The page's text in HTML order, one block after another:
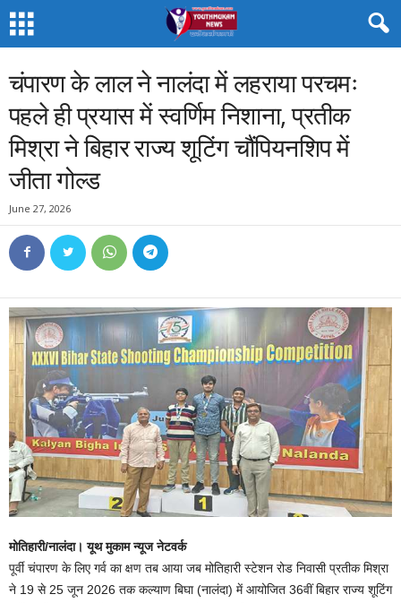
चंपारण के लाल ने नालंदा में लहराया परचमः
पहले ही प्रयास में स्वर्णिम निशाना, प्रतीक
मिश्रा ने बिहार राज्य शूटिंग चौंपियनशिप में
जीता गोल्ड
June 27, 2026
मोतिहारी/नालंदा। यूथ मुकाम न्यूज नेटवर्क
पूर्वी चंपारण के लिए गर्व का क्षण तब आया जब मोतिहारी स्टेशन रोड निवासी प्रतीक मिश्रा
ने 19 से 25 जून 2026 तक कल्याण बिघा (नालंदा) में आयोजित 36वीं बिहार राज्य शूटिंग